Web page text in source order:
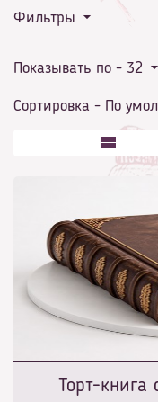
Фильтры
Показывать по - 32
Сортировка - По
Торт-